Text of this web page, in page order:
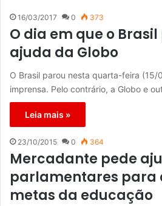
16/03/2017 0 373
O dia em que o
ajuda da Globo
O Brasil parou nesta quarta-feira (15/
imprensa. Pelo contrário, a Globo e
Leia mais »
23/10/2015 0 364
Mercadante pede
parlamentares para
metas da educação